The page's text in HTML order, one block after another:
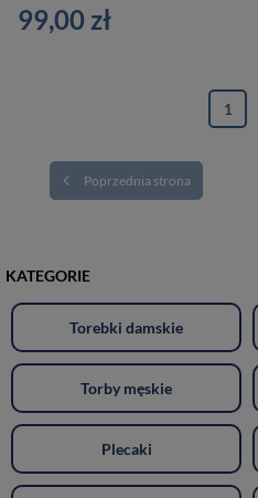
99,00 zł
Poprzednia strona
1
KATEGORIE
Torebki damskie
Torby męskie
Plecaki